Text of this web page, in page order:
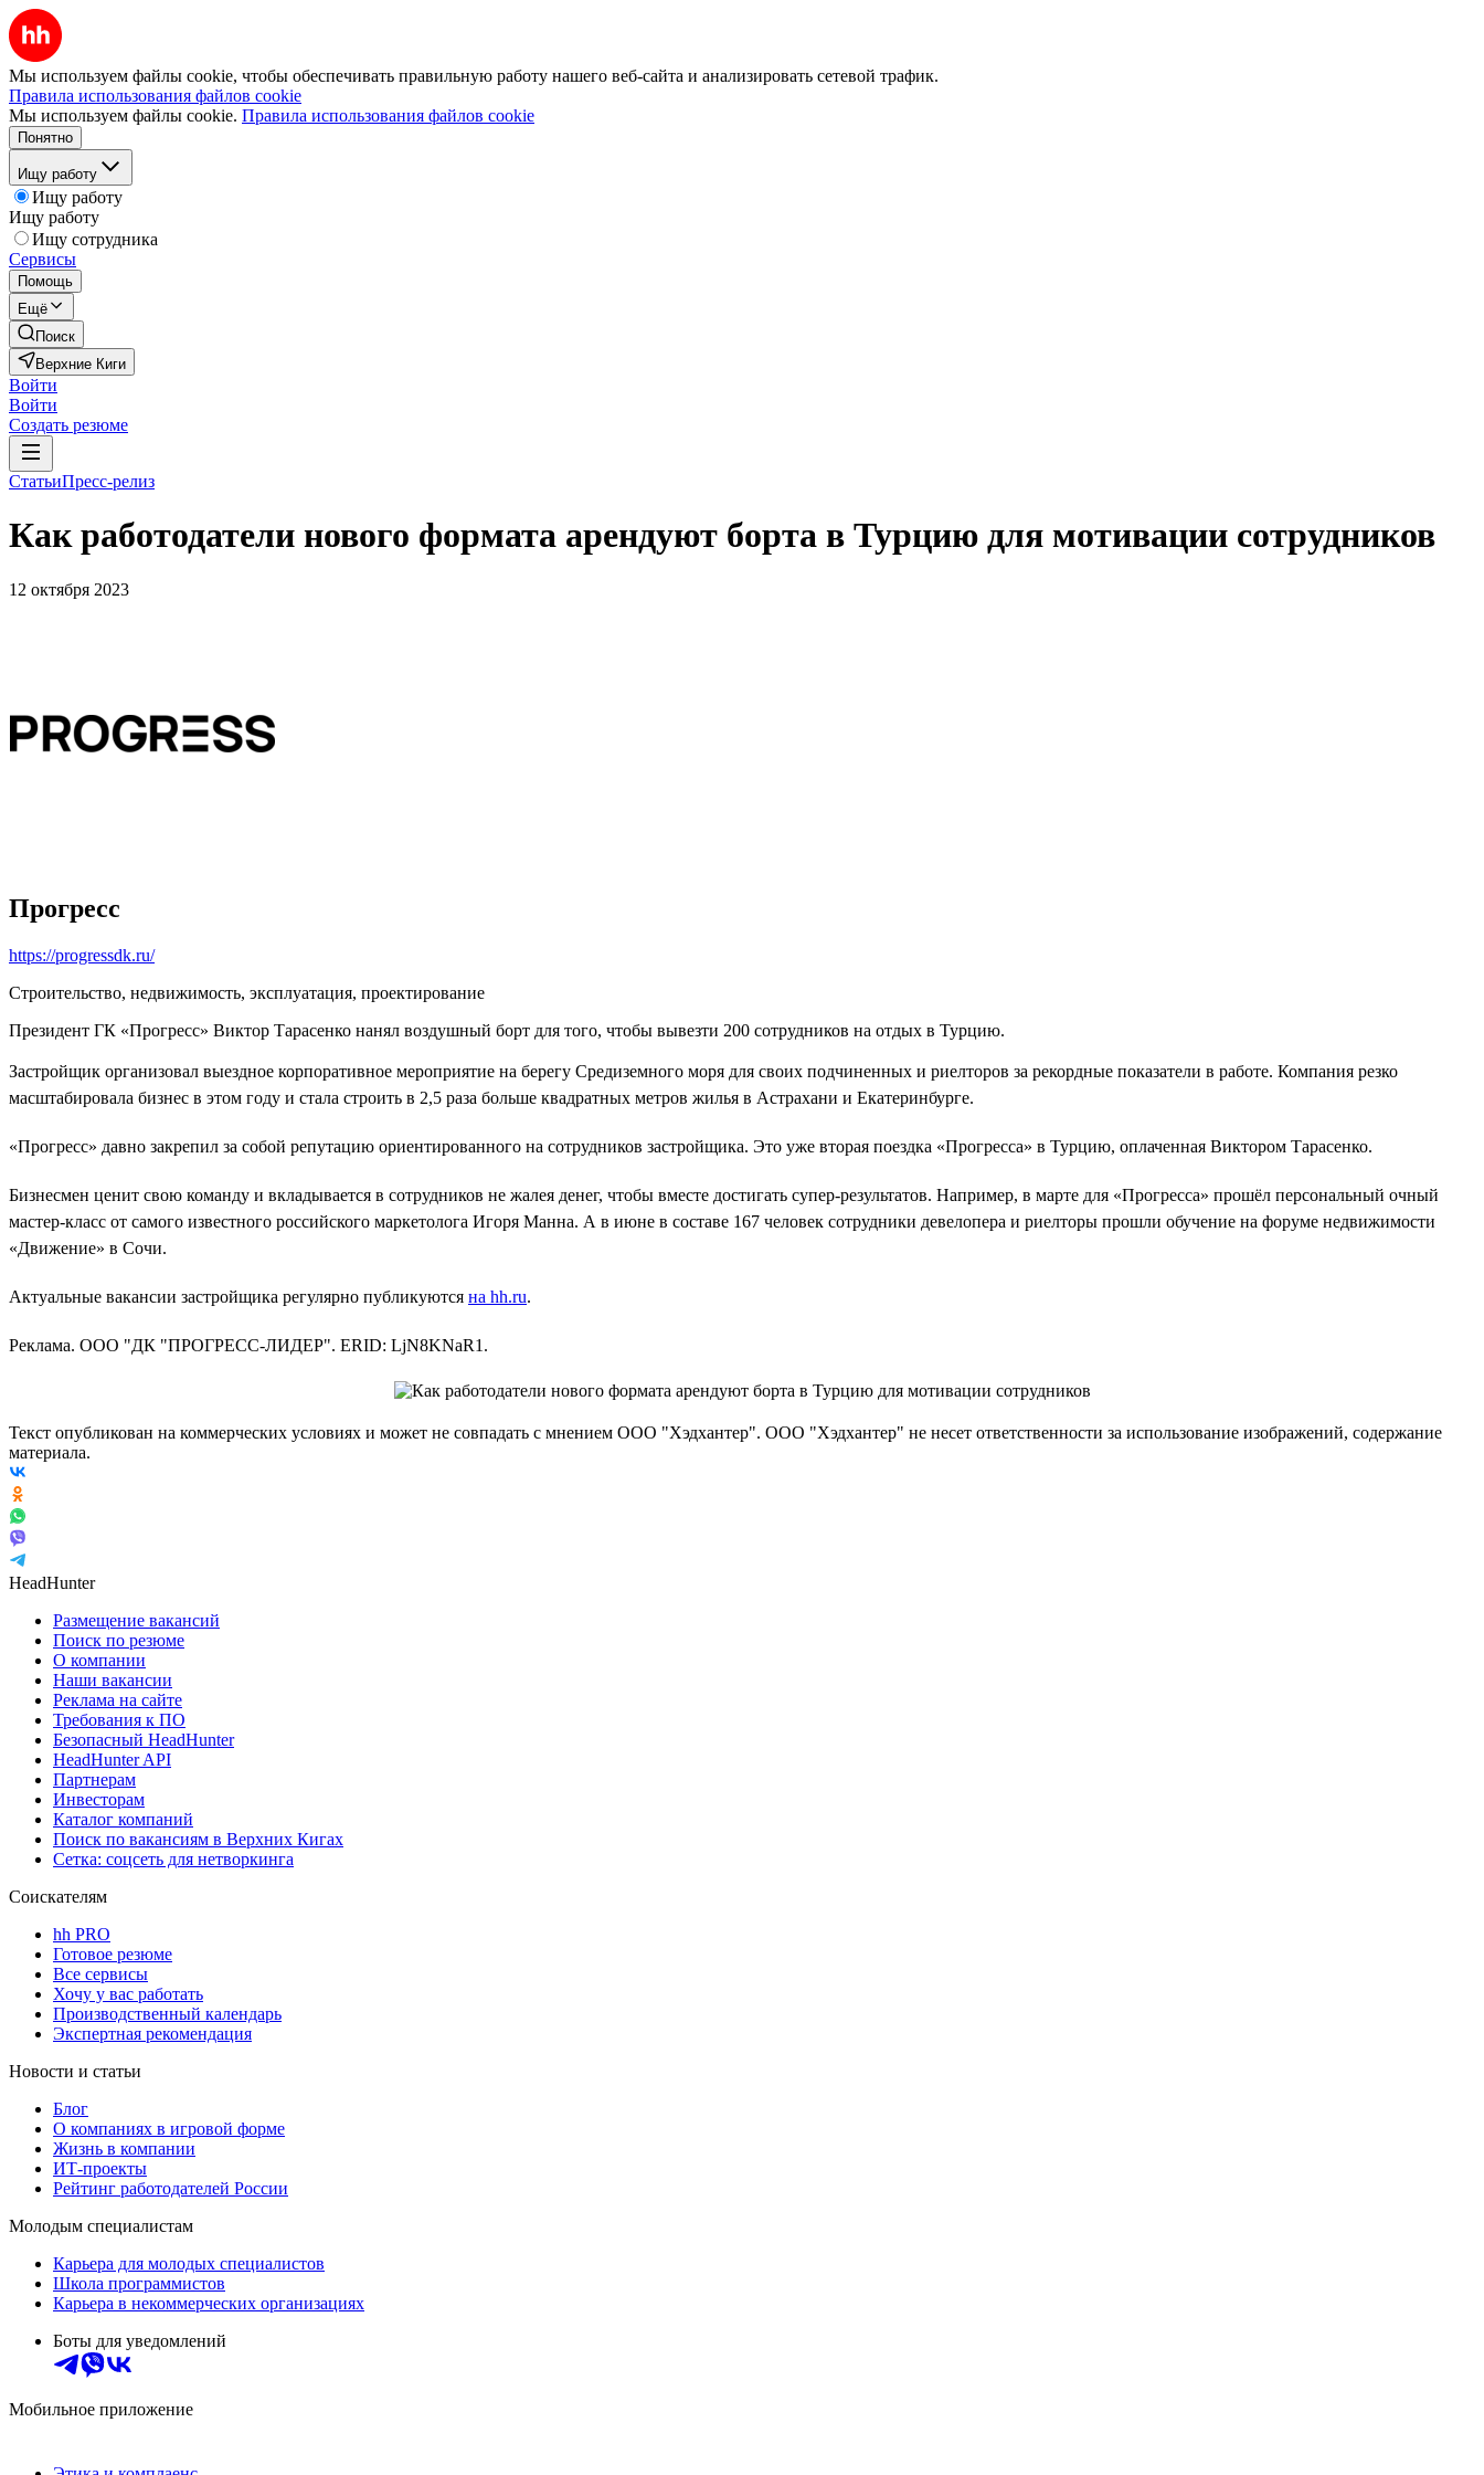
Мы используем файлы cookie, чтобы обеспечивать правильную работу нашего веб-сайта и анализировать сетевой трафик.
Правила использования файлов cookie
Мы используем файлы cookie. Правила использования файлов cookie
Понятно
Ищу работу
Ищу работу
Ищу работу
Ищу сотрудника
Сервисы
Помощь
Ещё
Поиск
Верхние Киги
Войти
Войти
Создать резюме
СтатьиПресс-релиз
Как работодатели нового формата арендуют борта в Турцию для мотивации сотрудников
12 октября 2023
Прогресс
https://progressdk.ru/
Строительство, недвижимость, эксплуатация, проектирование
Президент ГК «Прогресс» Виктор Тарасенко нанял воздушный борт для того, чтобы вывезти 200 сотрудников на отдых в Турцию.
Застройщик организовал выездное корпоративное мероприятие на берегу Средиземного моря для своих подчиненных и риелторов за рекордные показатели в работе. Компания резко
масштабировала бизнес в этом году и стала строить в 2,5 раза больше квадратных метров жилья в Астрахани и Екатеринбурге.
«Прогресс» давно закрепил за собой репутацию ориентированного на сотрудников застройщика. Это уже вторая поездка «Прогресса» в Турцию, оплаченная Виктором Тарасенко.
Бизнесмен ценит свою команду и вкладывается в сотрудников не жалея денег, чтобы вместе достигать супер-результатов. Например, в марте для «Прогресса» прошёл персональный очный
мастер-класс от самого известного российского маркетолога Игоря Манна. А в июне в составе 167 человек сотрудники девелопера и риелторы прошли обучение на форуме недвижимости
«Движение» в Сочи.
Актуальные вакансии застройщика регулярно публикуются на hh.ru.
Реклама. ООО "ДК "ПРОГРЕСС-ЛИДЕР". ERID: LjN8KNaR1.
Текст опубликован на коммерческих условиях и может не совпадать с мнением ООО "Хэдхантер". ООО "Хэдхантер" не несет ответственности за использование изображений, содержание
материала.
HeadHunter
Размещение вакансий
Поиск по резюме
О компании
Наши вакансии
Реклама на сайте
Требования к ПО
Безопасный HeadHunter
HeadHunter API
Партнерам
Инвесторам
Каталог компаний
Поиск по вакансиям в Верхних Кигах
Сетка: соцсеть для нетворкинга
Соискателям
hh PRO
Готовое резюме
Все сервисы
Хочу у вас работать
Производственный календарь
Экспертная рекомендация
Новости и статьи
Блог
О компаниях в игровой форме
Жизнь в компании
ИТ-проекты
Рейтинг работодателей России
Молодым специалистам
Карьера для молодых специалистов
Школа программистов
Карьера в некоммерческих организациях
Боты для уведомлений
Мобильное приложение